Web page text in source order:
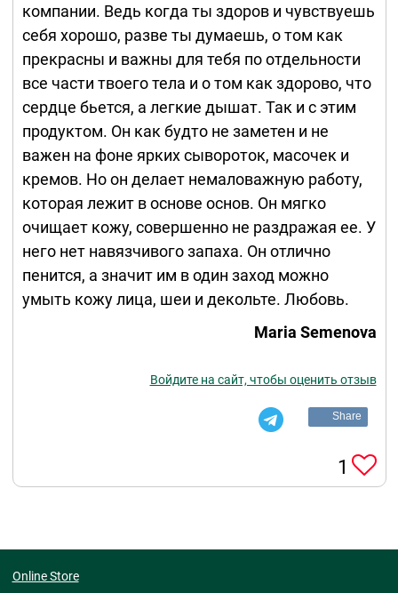
компании. Ведь когда ты здоров и чувствуешь
себя хорошо, разве ты думаешь, о том как
прекрасны и важны для тебя по отдельности
все части твоего тела и о том как здорово, что
сердце бьется, а легкие дышат. Так и с этим
продуктом. Он как будто не заметен и не
важен на фоне ярких сывороток, масочек и
кремов. Но он делает немаловажную работу,
которая лежит в основе основ. Он мягко
очищает кожу, совершенно не раздражая ее. У
него нет навязчивого запаха. Он отлично
пенится, а значит им в один заход можно
умыть кожу лица, шеи и декольте. Любовь.
Maria Semenova
Войдите на сайт, чтобы оценить отзыв
Share
1
Online Store